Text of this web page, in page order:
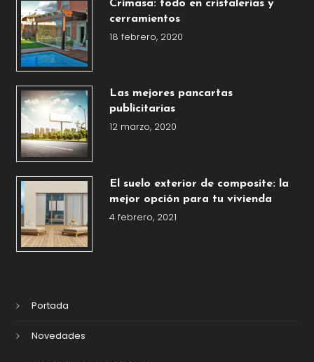
Crimasa: todo en cristalerías y
cerramientos
18 febrero, 2020
Las mejores pancartas
publicitarias
12 marzo, 2020
El suelo exterior de composite: la
mejor opción para tu vivienda
4 febrero, 2021
Portada
Novedades